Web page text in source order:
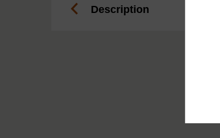
Description